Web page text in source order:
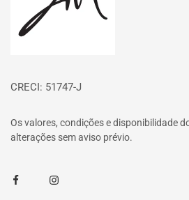
CRECI: 51747-J
Os valores, condições e disponibilidade
alterações sem aviso prévio.
FacebookInstagram